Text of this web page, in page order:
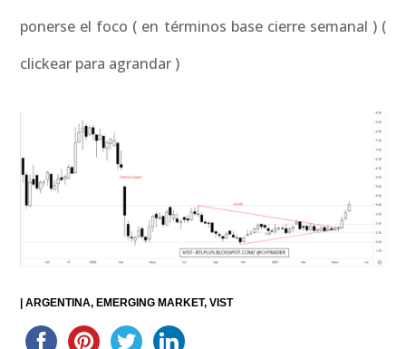
ponerse el foco ( en términos base cierre semanal ) (
clickear para agrandar )
|ARGENTINA EMERGING MARKET VIST